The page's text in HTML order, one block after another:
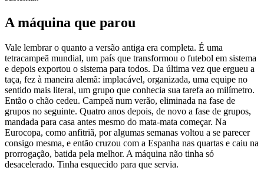
A máquina que parou
Vale lembrar o quanto a versão antiga era completa. É uma
tetracampeã mundial, um país que transformou o futebol em sistema
e depois exportou o sistema para todos. Da última vez que ergueu a
taça, fez à maneira alemã: implacável, organizada, uma equipe no
sentido mais literal, um grupo que conhecia sua tarefa ao milímetro.
Então o chão cedeu. Campeã num verão, eliminada na fase de
grupos no seguinte. Quatro anos depois, de novo a fase de grupos,
mandada para casa antes mesmo do mata-mata começar. Na
Eurocopa, como anfitriã, por algumas semanas voltou a se parecer
consigo mesma, e então cruzou com a Espanha nas quartas e caiu na
prorrogação, batida pela melhor. A máquina não tinha só
desacelerado. Tinha esquecido para que servia.